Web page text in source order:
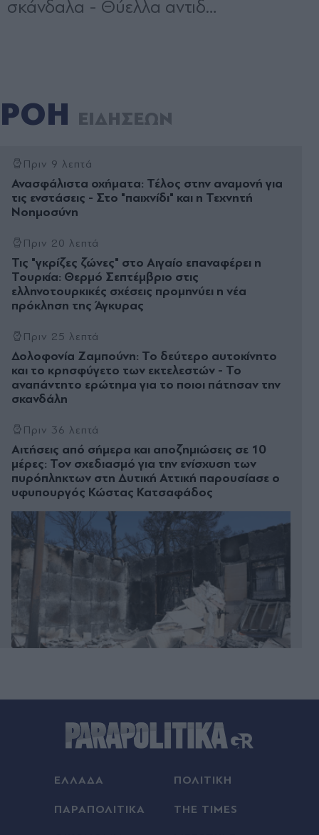
ΡΟΗ ΕΙΔΗΣΕΩΝ
Πριν 9 λεπτά
Ανασφάλιστα οχήματα: Τέλος στην αναμονή για
τις ενστάσεις - Στο "παιχνίδι" και η Τεχνητή
Νοημοσύνη
Πριν 20 λεπτά
Τις "γκρίζες ζώνες" στο Αιγαίο επαναφέρει η
Τουρκία: Θερµό Σεπτέµβριο στις
ελληνοτουρκικές σχέσεις προµηνύει η νέα
πρόκληση της Άγκυρας
Πριν 25 λεπτά
Δολοφονία Ζαμπούνη: Το δεύτερο αυτοκίνητο
και το κρησφύγετο των εκτελεστών - Το
αναπάντητο ερώτημα για το ποιοι πάτησαν την
σκανδάλη
Πριν 36 λεπτά
Αιτήσεις από σήμερα και αποζημιώσεις σε 10
μέρες: Τον σχεδιασμό για την ενίσχυση των
πυρόπληκτων στη Δυτική Αττική παρουσίασε ο
υφυπουργός Κώστας Κατσαφάδος
Πριν 40 λεπτά
Ξεκάθαρο µήνυµα στη Σαουδική Αραβία: Έντονη
αντίδραση της Αθήνας στην αµυντική συµφωνία
µε Ερντογάν - Μηνιαία η επαναξιολόγηση της
Σταρ του Χάρι Πότερ στο OnlyFans: "Έχω
ΕΛΛΑΔΑ ΠΟΛΙΤΙΚΗ
ΠΑΡΑΠΟΛΙΤΙΚΑ THE TIMES